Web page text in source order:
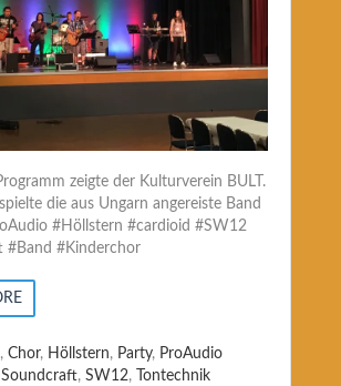
zeigte der Kulturverein BULT.
die aus Ungarn angereiste Band
#Höllstern #cardioid #SW12
#Band #Kinderchor
, Chor, Höllstern, Party, ProAudio
Soundcraft, SW12, Tontechnik